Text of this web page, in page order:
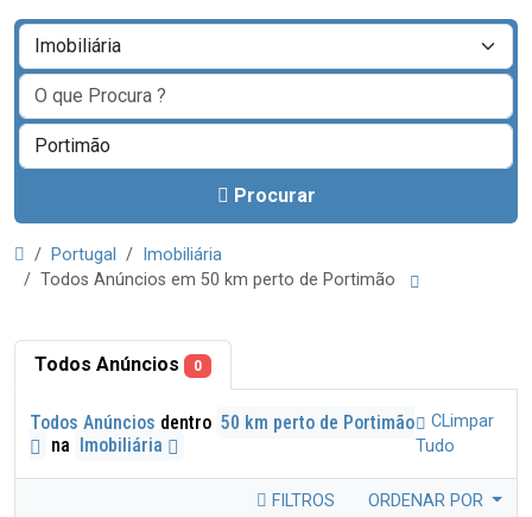
Procurar
Portugal
Imobiliária
Todos Anúncios em 50 km perto de Portimão
Todos Anúncios 0
Todos Anúncios dentro 50 km perto de Portimão
na Imobiliária
CLimpar
Tudo
FILTROS ORDENAR POR